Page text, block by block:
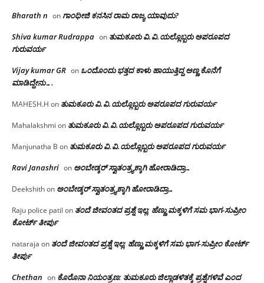
Bharath n onಗಾಂಧೀಜಿ ಕನಸಿನ ರಾಮ ರಾಜ್ಯ ಯಾವುದು?
Shiva kumar Rudrappa on ತುಮಕೂರು‌ ವಿ.ವಿ.ಯಲ್ಲೊಬ್ಬರು ಅಪರೂಪದ
ಗುರುವರ್ಯ
Vijay kumar GR on ಒಂದೊಂದು ಭತ್ತದ ಕಾಳು ಹಾಯುತ್ತಿದ್ದ ಅಣ್ಣ ಕೊನೆಗೆ
ಮಾಡಿದ್ದೇನು….
MAHESH.H on ತುಮಕೂರು‌ ವಿ.ವಿ.ಯಲ್ಲೊಬ್ಬರು ಅಪರೂಪದ ಗುರುವರ್ಯ
Mahalakshmi on ತುಮಕೂರು‌ ವಿ.ವಿ.ಯಲ್ಲೊಬ್ಬರು ಅಪರೂಪದ ಗುರುವರ್ಯ
Manjunatha B on ತುಮಕೂರು‌ ವಿ.ವಿ.ಯಲ್ಲೊಬ್ಬರು ಅಪರೂಪದ ಗುರುವರ್ಯ
Ravi Janashri on ಅಂಬೇಡ್ಕರ್ ಸ್ವಾತಂತ್ರ್ಯಕ್ಕಾಗಿ ಹೋರಾಡಿದ್ರಾ…
Deekshithon ಅಂಬೇಡ್ಕರ್ ಸ್ವಾತಂತ್ರ್ಯಕ್ಕಾಗಿ ಹೋರಾಡಿದ್ರಾ…
Raju police patil on ತಂದೆ ಜೀವಂತದ ಪ್ರಶ್ನೆ ಇಲ್ಲ: ಹೆಣ್ಣು ಮಕ್ಕಳಿಗೆ ಸಮ ಭಾಗ-ಸುಪ್ರೀಂ
ಕೋರ್ಟ್ ತೀರ್ಪು
nataraja on ತಂದೆ ಜೀವಂತದ ಪ್ರಶ್ನೆ ಇಲ್ಲ: ಹೆಣ್ಣು ಮಕ್ಕಳಿಗೆ ಸಮ ಭಾಗ-ಸುಪ್ರೀಂ ಕೋರ್ಟ್
ತೀರ್ಪು
Chethan on ಕೊರೊನಾ ನಿಯಂತ್ರಣ: ತುಮಕೂರು ಜಿಲ್ಲಾಡಳಿತಕ್ಕೆ ಪ್ರಶ್ನೆಗಳಿವೆ ಎಂದ